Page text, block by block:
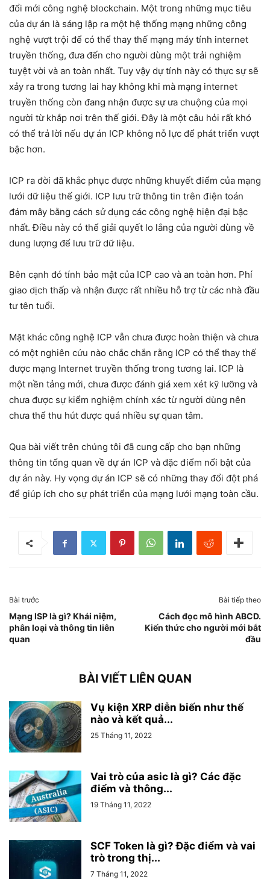
đổi mới công nghệ blockchain. Một trong những mục tiêu
của dự án là sáng lập ra một hệ thống mạng những công
nghệ vượt trội để có thể thay thế mạng máy tính internet
truyền thống, đưa đến cho người dùng một trải nghiệm
tuyệt vời và an toàn nhất. Tuy vậy dự tính này có thực sự sẽ
xảy ra trong tương lai hay không khi mà mạng internet
truyền thống còn đang nhận được sự ưa chuộng của mọi
người từ khắp nơi trên thế giới. Đây là một câu hỏi rất khó
có thể trả lời nếu dự án ICP không nỗ lực để phát triển vượt
bậc hơn.
ICP ra đời đã khắc phục được những khuyết điểm của mạng
lưới dữ liệu thế giới. ICP lưu trữ thông tin trên điện toán
đám mây bằng cách sử dụng các công nghệ hiện đại bậc
nhất. Điều này có thể giải quyết lo lắng của người dùng về
dung lượng để lưu trữ dữ liệu.
Bên cạnh đó tính bảo mật của ICP cao và an toàn hơn. Phí
giao dịch thấp và nhận được rất nhiều hỗ trợ từ các nhà đầu
tư tên tuổi.
Mặt khác công nghệ ICP vẫn chưa được hoàn thiện và chưa
có một nghiên cứu nào chắc chắn rằng ICP có thể thay thế
được mạng Internet truyền thống trong tương lai. ICP là
một nền tảng mới, chưa được đánh giá xem xét kỹ lưỡng và
chưa được sự kiểm nghiệm chính xác từ người dùng nên
chưa thể thu hút được quá nhiều sự quan tâm.
Qua bài viết trên chúng tôi đã cung cấp cho bạn những
thông tin tổng quan về dự án ICP và đặc điểm nổi bật của
dự án này. Hy vọng dự án ICP sẽ có những thay đổi đột phá
để giúp ích cho sự phát triển của mạng lưới mạng toàn cầu.
Bài trước
Mạng ISP là gì? Khái niệm,
phân loại và thông tin liên
quan
Bài tiếp theo
Cách đọc mô hình ABCD.
Kiến thức cho người mới bắt
đầu
BÀI VIẾT LIÊN QUAN
Vụ kiện XRP diễn biến như thế
nào và kết quả...
25 Tháng 11, 2022
Vai trò của asic là gì? Các đặc
điểm và thông...
19 Tháng 11, 2022
SCF Token là gì? Đặc điểm và vai
trò trong thị...
7 Tháng 11, 2022